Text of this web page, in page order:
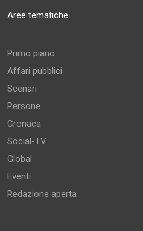
Aree tematiche
Primo piano
Affari pubblici
Scenari
Persone
Cronaca
Social-TV
Global
Eventi
Redazione aperta